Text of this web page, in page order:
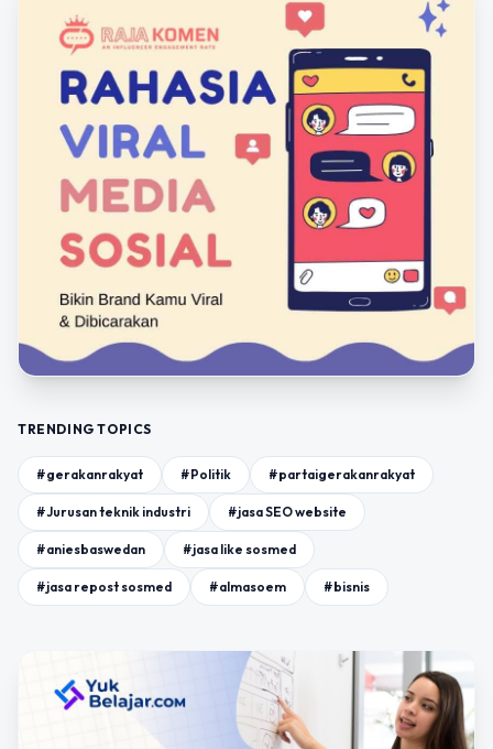
TRENDING TOPICS
#gerakanrakyat #Politik #partaigerakanrakyat
#Jurusan teknik industri #jasa SEO website
#aniesbaswedan #jasa like sosmed
#jasa repost sosmed #almasoem #bisnis